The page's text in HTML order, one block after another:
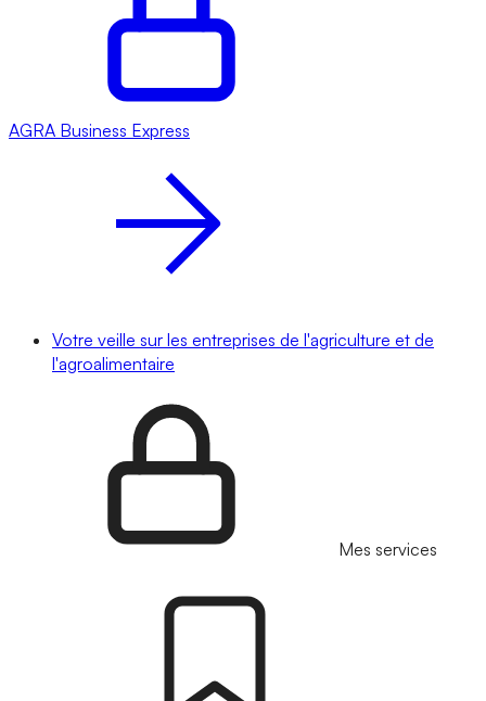
AGRA Business Express
Votre veille sur les entreprises de l'agriculture et de
l'agroalimentaire
Mes services